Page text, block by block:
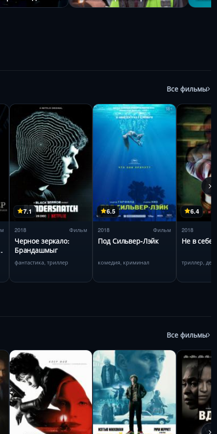
Все фильмы
7.1
2018 Фильм
Черное зеркало:
Брандашмыг
фантастика, триллер
6.5
2018 Фильм
Под Сильвер-Лэйк
комедия, криминал
6.4
2018
Не в себе
триллер,
Все фильмы